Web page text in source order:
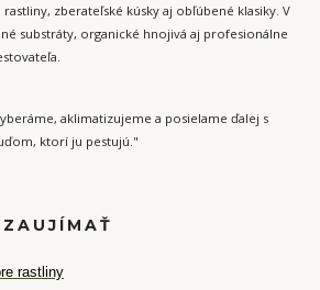
zberateľské kúsky aj obľúbené klasiky. V
substráty, organické hnojivá aj profesionálne
aklimatizujeme a posielame ďalej s
ktorí ju pestujú."
rastliny